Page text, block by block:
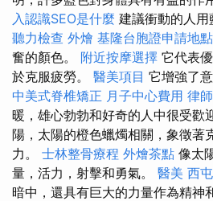
入認識SEO是什麼 建議衝動的人用
聽力檢查 外燴 基隆台胞證申請地點
奮的顏色。 附近按摩選擇 它代表
於克服疲勞。 醫美項目 它增強了
中美式脊椎矯正 月子中心費用 律
暖，雄心勃勃和好奇的人中很受歡
陽，太陽的橙色蠟燭相關，象徵著
力。 士林整骨療程 外燴茶點 像太
量，活力，射擊和勇氣。 醫美 西
暗中，還具有巨大的力量作為精神